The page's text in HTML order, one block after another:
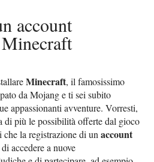
account
Minecraft, il famosissimo
da Mojang e ti sei subito
appassionanti avventure. Vorresti,
di più le possibilità offerte dal gioco
che la registrazione di unaccount
accedere a nuove